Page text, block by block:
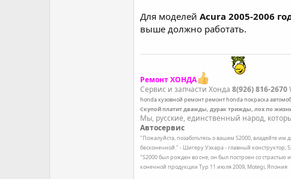
Для моделей Acura 2005-2006
выше должно работать.
Ремонт ХОНДА
Сервис и запчасти Хонда 8(926) 816-2670
hondaкузовной ремонтремонт hondaпокраска
Скупой платит дважды, дурак трижды, лох по
Мы, русские, единственный народ,
Автосервис
"Пожалуйста, позаботьтесь о вашем S2000, владейте
бесконечной." - Шигеру Уэхара - главный конструктор,
"S2000 был рожден во сне, он был построен со
конечной продукции Тур 11 июля 2009, Motegi, Япония